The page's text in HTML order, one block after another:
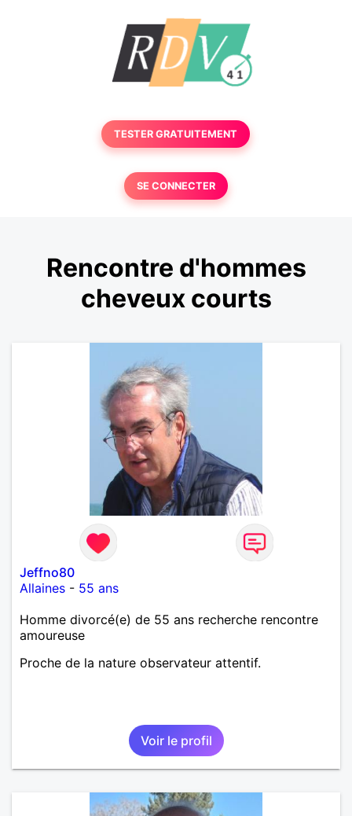
TESTER GRATUITEMENT
SE CONNECTER
Rencontre d'hommes
cheveux courts
Jeffno80
Allaines - 55 ans
Homme divorcé(e) de 55 ans recherche rencontre
amoureuse
Proche de la nature observateur attentif.
Voir le profil